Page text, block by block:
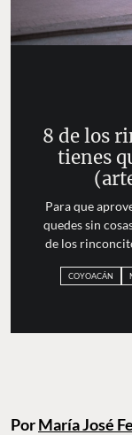
8 de los
tienes
Para que
quedes sin
de los
COYOACÁN
PorMaría José